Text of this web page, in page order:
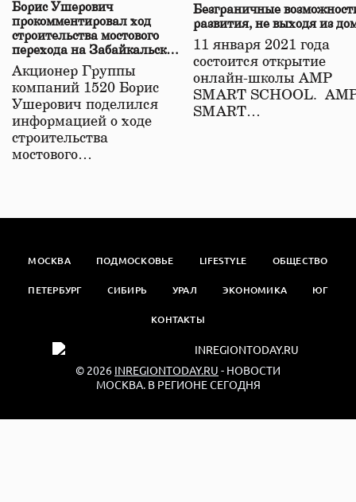
Борис Ушерович
прокомментировал ход
строительства мостового
перехода на Забайкальской
железной дороге
Акционер Группы
компаний 1520 Борис
Ушерович поделился
информацией о ходе
строительства
мостового…
Безграничные
развития, не выходя из
11 января 2021 года
состоится открытие
онлайн-школы АМР
SMART SCHOOL.
SMART…
МОСКВА ПОДМОСКОВЬЕ LIFESTYLE ОБЩЕСТВО
ПЕТЕРБУРГ СИБИРЬ УРАЛ ЭКОНОМИКА ЮГ
КОНТАКТЫ
© 2026 INREGIONTODAY.RU - НОВОСТИ
МОСКВА. В РЕГИОНЕ СЕГОДНЯ